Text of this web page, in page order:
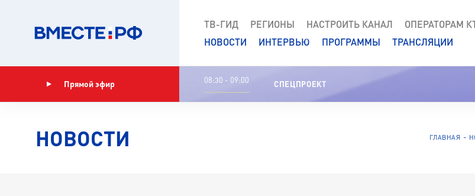
ТВ-ГИД РЕГИОНЫ НАСТРОИТЬ КАНАЛ ОПЕРАТОРАМ
НОВОСТИ
ИНТЕРВЬЮ ПРОГРАММЫ ТРАНСЛЯЦИИ
Прямой эфир 08:30 - 09:00 СПЕЦПРОЕКТ
НОВОСТИ ГЛАВНАЯ